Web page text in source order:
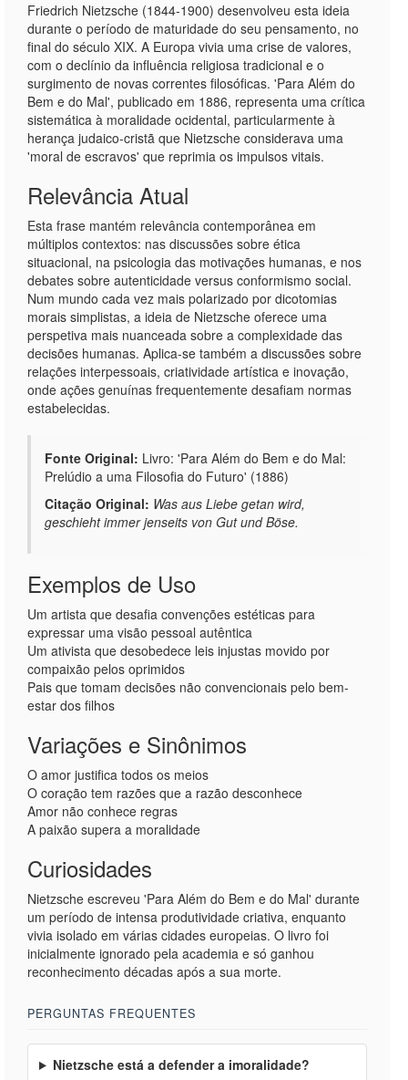
Friedrich Nietzsche (1844-1900) desenvolveu esta ideia
durante o período de maturidade do seu pensamento, no
final do século XIX. A Europa vivia uma crise de valores,
com o declínio da influência religiosa tradicional e o
surgimento de novas correntes filosóficas. 'Para Além do
Bem e do Mal', publicado em 1886, representa uma crítica
sistemática à moralidade ocidental, particularmente à
herança judaico-cristã que Nietzsche considerava uma
'moral de escravos' que reprimia os impulsos vitais.
Relevância Atual
Esta frase mantém relevância contemporânea em
múltiplos contextos: nas discussões sobre ética
situacional, na psicologia das motivações humanas, e nos
debates sobre autenticidade versus conformismo social.
Num mundo cada vez mais polarizado por dicotomias
morais simplistas, a ideia de Nietzsche oferece uma
perspetiva mais nuanceada sobre a complexidade das
decisões humanas. Aplica-se também a discussões sobre
relações interpessoais, criatividade artística e inovação,
onde ações genuínas frequentemente desafiam normas
estabelecidas.
Fonte Original: Livro: 'Para Além do Bem e do Mal:
Prelúdio a uma Filosofia do Futuro' (1886)
Citação Original: Was aus Liebe getan wird,
geschieht immer jenseits von Gut und Böse.
Exemplos de Uso
Um artista que desafia convenções estéticas para
expressar uma visão pessoal autêntica
Um ativista que desobedece leis injustas movido por
compaixão pelos oprimidos
Pais que tomam decisões não convencionais pelo bem-
estar dos filhos
Variações e Sinônimos
O amor justifica todos os meios
O coração tem razões que a razão desconhece
Amor não conhece regras
A paixão supera a moralidade
Curiosidades
Nietzsche escreveu 'Para Além do Bem e do Mal' durante
um período de intensa produtividade criativa, enquanto
vivia isolado em várias cidades europeias. O livro foi
inicialmente ignorado pela academia e só ganhou
reconhecimento décadas após a sua morte.
PERGUNTAS FREQUENTES
Nietzsche está a defender a imoralidade?